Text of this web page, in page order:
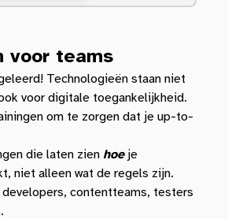
voor teams
Technologieën staan niet
voor digitale toegankelijkheid.
om te zorgen dat je up-to-
die laten zien hoeje
niet alleen wat de regels zijn.
developers, contentteams, testers